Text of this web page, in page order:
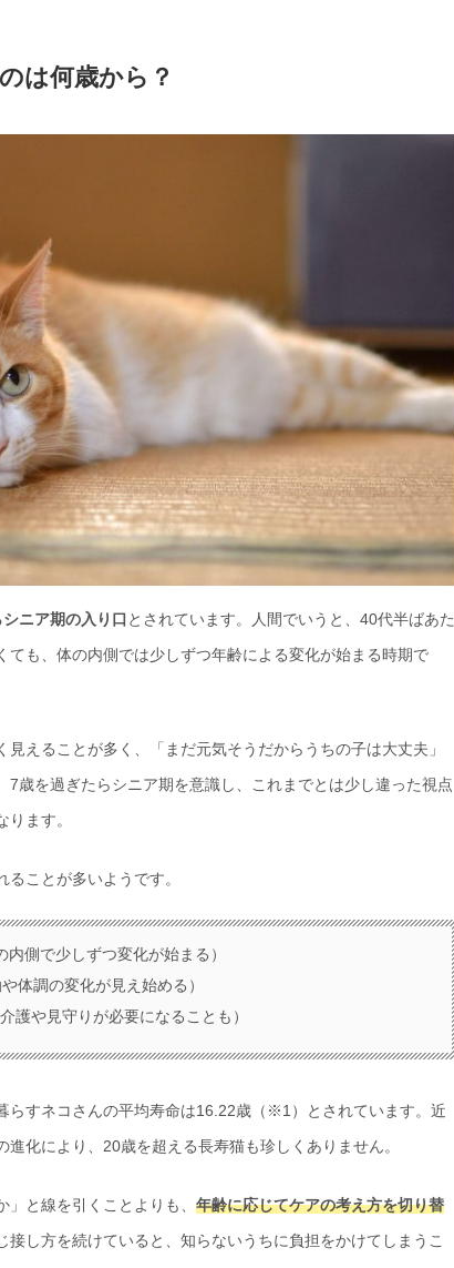
は何歳から？
ニア期の入り口 とされています。人間でいうと、40代半ばあた
ても、体の内側では少しずつ年齢による変化が始まる時期で
えることが多く、「まだ元気そうだからうちの子は大丈夫」
7歳を過ぎたらシニア期を意識し、これまでとは少し違った視点
ます。
ことが多いようです。
側で少しずつ変化が始まる）
体調の変化が見え始める）
護や見守りが必要になることも）
らすネコさんの平均寿命は16.22歳（※1）とされています。近
化により、20歳を超える長寿猫も珍しくありません。
」と線を引くことよりも、年齢に応じてケアの考え方を切り替
接し方を続けていると、知らないうちに負担をかけてしまうこ